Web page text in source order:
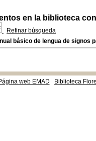
en la biblioteca
Refinar búsqueda
básico de lengua de signos
web EMAD Biblioteca